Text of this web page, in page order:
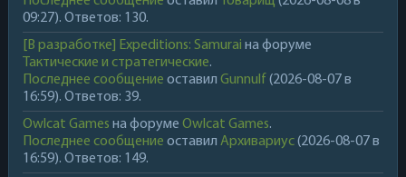
09:27). Ответов: 130.
[В разработке] Expeditions: Samurai на форуме
Тактические и стратегические.
Последнее сообщение оставил Gunnulf (2026-08-07 в
16:59). Ответов: 39.
Owlcat Games на форуме Owlcat Games.
Последнее сообщение оставил Архивариус(2026-08-07 в
16:59). Ответов: 149.